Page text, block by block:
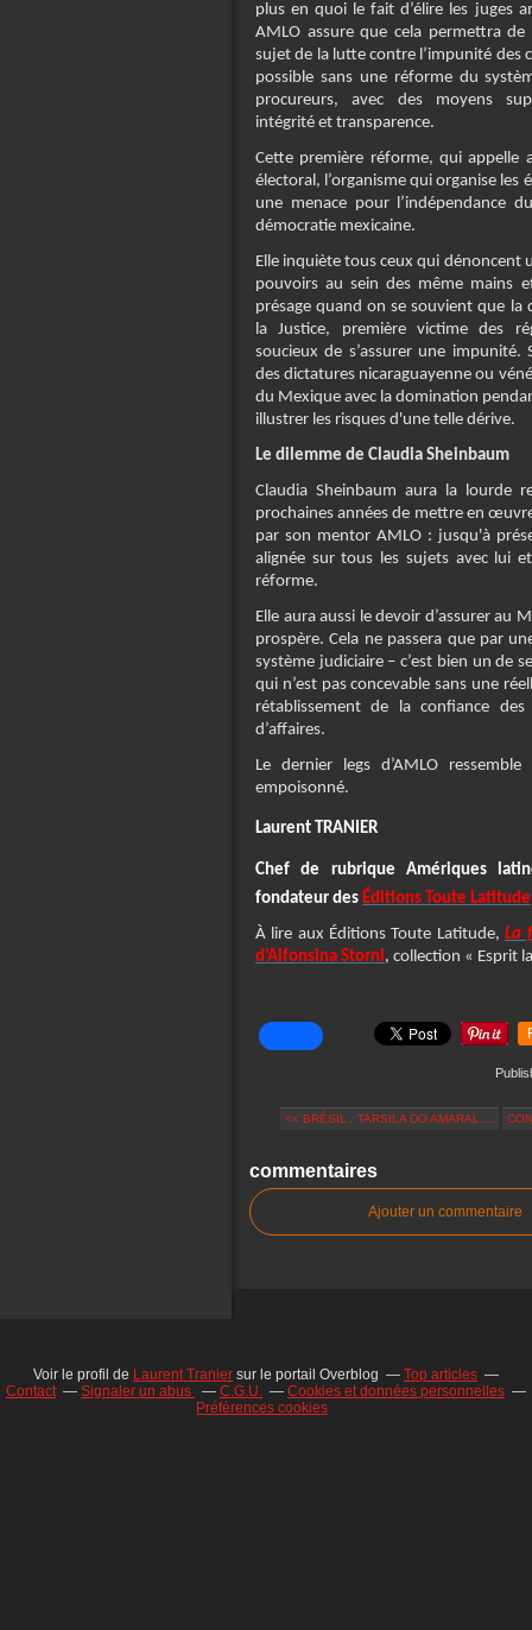
plus en quoi le fait d’élire les juges
AMLO assure que cela permettra
sujet de la lutte contre l’impunité des
possible sans une réforme du
procureurs, avec des moyens
intégrité et transparence.
Cette première réforme, qui appelle
électoral, l’organisme qui organise les
une menace pour l’indépendance
démocratie mexicaine.
Elle inquiète tous ceux qui dénoncent
pouvoirs au sein des même mains
présage quand on se souvient que
la Justice, première victime des
soucieux de s’assurer une impunité.
des dictatures nicaraguayenne ou
du Mexique avec la domination
illustrer les risques d'une telle dérive.
Le dilemme de Claudia Sheinbaum
Claudia Sheinbaum aura la lourde
prochaines années de mettre en
par son mentor AMLO : jusqu'à
alignée sur tous les sujets avec lui
réforme.
Elle aura aussi le devoir d’assurer au
prospère. Cela ne passera que par
système judiciaire – c’est bien un de
qui n’est pas concevable sans une
rétablissement de la confiance
d’affaires.
Le dernier legs d’AMLO
empoisonné.
Laurent TRANIER
Chef de rubrique Amériques
fondateur des Éditions Toute Latitude
À lire aux Éditions Toute Latitude,La
d’Alfonsina Storni, collection « Esprit
<< BRÉSIL : TARSILA DO AMARAL,...
commentaires
Ajouter un commentaire
Voir le profil de Laurent Tranier sur le portail Overblog
Top articles
Contact
Signaler un abus C.G.U.
Cookies et données personnelles
Préférences cookies